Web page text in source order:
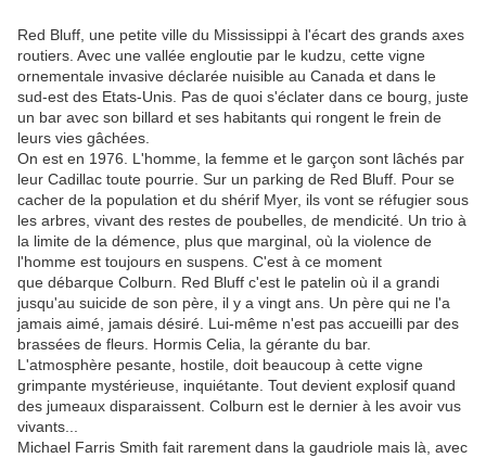
Red Bluff, une petite ville du Mississippi à l'écart des grands axes
routiers. Avec une vallée engloutie par le kudzu, cette vigne
ornementale invasive déclarée nuisible au Canada et dans le
sud-est des Etats-Unis. Pas de quoi s'éclater dans ce bourg, juste
un bar avec son billard et ses habitants qui rongent le frein de
leurs vies gâchées.
On est en 1976. L'homme, la femme et le garçon sont lâchés par
leur Cadillac toute pourrie. Sur un parking de Red Bluff. Pour se
cacher de la population et du shérif Myer, ils vont se réfugier sous
les arbres, vivant des restes de poubelles, de mendicité. Un trio à
la limite de la démence, plus que marginal, où la violence de
l'homme est toujours en suspens. C'est à ce moment
que débarque Colburn. Red Bluff c'est le patelin où il a grandi
jusqu'au suicide de son père, il y a vingt ans. Un père qui ne l'a
jamais aimé, jamais désiré. Lui-même n'est pas accueilli par des
brassées de fleurs. Hormis Celia, la gérante du bar.
L'atmosphère pesante, hostile, doit beaucoup à cette vigne
grimpante mystérieuse, inquiétante. Tout devient explosif quand
des jumeaux disparaissent. Colburn est le dernier à les avoir vus
vivants...
Michael Farris Smith fait rarement dans la gaudriole mais là, avec